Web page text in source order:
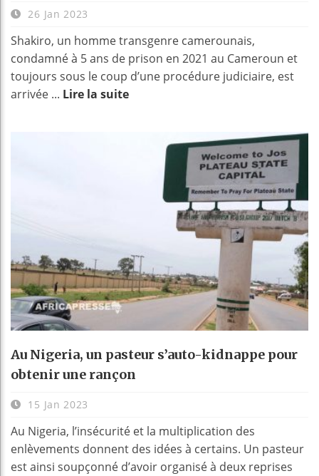
26 Jan 2023
Shakiro, un homme transgenre camerounais,
condamné à 5 ans de prison en 2021 au Cameroun et
toujours sous le coup d’une procédure judiciaire, est
arrivée ... Lire la suite
Au Nigeria, un pasteur s’auto-kidnappe pour
obtenir une rançon
15 Jan 2023
Au Nigeria, l’insécurité et la multiplication des
enlèvements donnent des idées à certains. Un pasteur
est ainsi soupçonné d’avoir organisé à deux reprises